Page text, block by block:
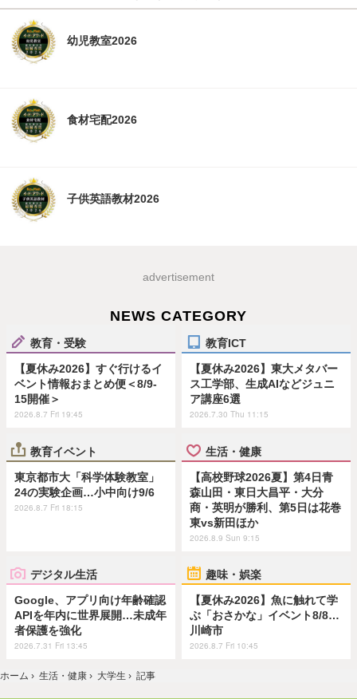
幼児教室2026
食材宅配2026
子供英語教材2026
advertisement
NEWS CATEGORY
教育・受験
【夏休み2026】すぐ行けるイ
ベント情報おまとめ便＜8/9-
15開催＞
2026.8.7 Fri 19:45
教育ICT
【夏休み2026】東大メタバー
ス工学部、生成AIなどジュニ
ア講座6選
2026.7.30 Thu 11:15
教育イベント
東京都市大「科学体験教室」
24の実験企画…小中向け9/6
2026.8.7 Fri 18:15
生活・健康
【高校野球2026夏】第4日青
森山田・東日大昌平・大分
商・英明が勝利、第5日は花巻
東vs新田ほか
2026.8.9 Sun 9:15
デジタル生活
Google、アプリ向け年齢確認
APIを年内に世界展開…未成年
者保護を強化
2026.7.31 Fri 13:45
趣味・娯楽
【夏休み2026】魚に触れて学
ぶ「おさかな」イベント8/8…
川崎市
2026.8.7 Fri 10:45
ホーム › 生活・健康 › 大学生 › 記事